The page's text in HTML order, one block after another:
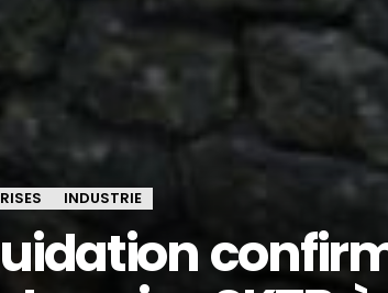
INDUSTRIE